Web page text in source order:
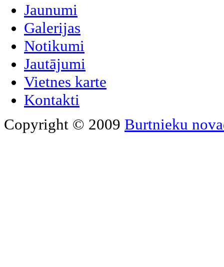
Jaunumi
Galerijas
Notikumi
Jautājumi
Vietnes karte
Kontakti
Copyright © 2009 Burtnieku